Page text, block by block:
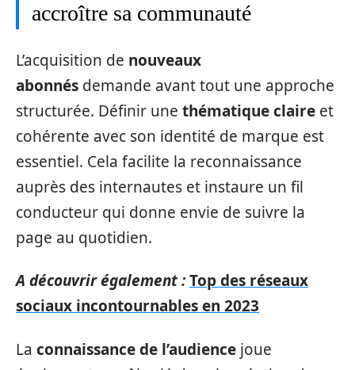
accroître sa communauté
L’acquisition de nouveaux
abonnés demande avant tout une approche
structurée. Définir une thématique claire et
cohérente avec son identité de marque est
essentiel. Cela facilite la reconnaissance
auprès des internautes et instaure un fil
conducteur qui donne envie de suivre la
page au quotidien.
A découvrir également :Top des réseaux
sociaux incontournables en 2023
La connaissance de l’audience joue